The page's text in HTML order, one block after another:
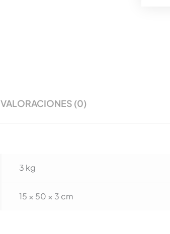
VALORACIONES (0)
3 kg
15 × 50 × 3 cm